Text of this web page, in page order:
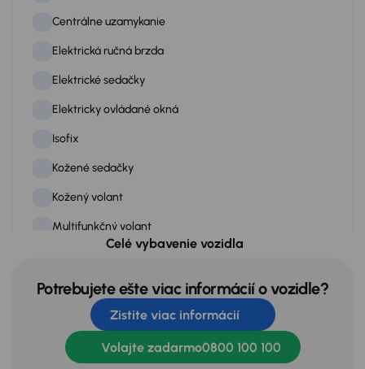
Centrálne uzamykanie
Elektrická ručná brzda
Elektrické sedačky
Elektricky ovládané okná
Isofix
Kožené sedačky
Kožený volant
Multifunkčný volant
Posilovač riadenia
Posúvacie zadné sedadlá
Rádio
Celé vybavenie vozidla
Potrebujete ešte viac informácií o vozidle?
Zistite viac informácií
Volajte zadarmo0800 100 100